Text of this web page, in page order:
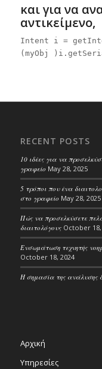
και για να
αντικείμενο,
Intent i =
(myObj
RECENT POSTS
10 ιδέες για να
γραφείο May 28, 2025
5 τρόποι που ένα
στο γραφείο May 28, 2025
Πώς να προσελκύσετε
διαιτολόγους October 18,
Ενσωμάτωση τεχνητής
October 18, 2024
Η σημασία της ανάλυσης
Αρχική
Υπηρεσίες